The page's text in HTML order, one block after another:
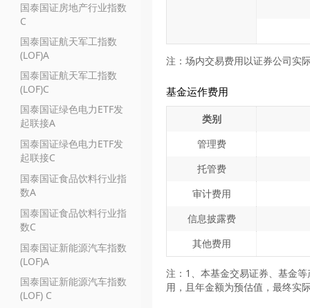
国泰国证房地产行业指数
C
国泰国证航天军工指数
(LOF)A
国泰国证航天军工指数
(LOF)C
国泰国证绿色电力ETF发
起联接A
国泰国证绿色电力ETF发
起联接C
国泰国证食品饮料行业指
数A
国泰国证食品饮料行业指
数C
国泰国证新能源汽车指数
(LOF)A
国泰国证新能源汽车指数
(LOF) C
注：场内交易费用以证券公司实
基金运作费用
类别
管理费
托管费
审计费用
信息披露费
其他费用
注：1、本基金交易证券、基金
用，且年金额为预估值，最终实